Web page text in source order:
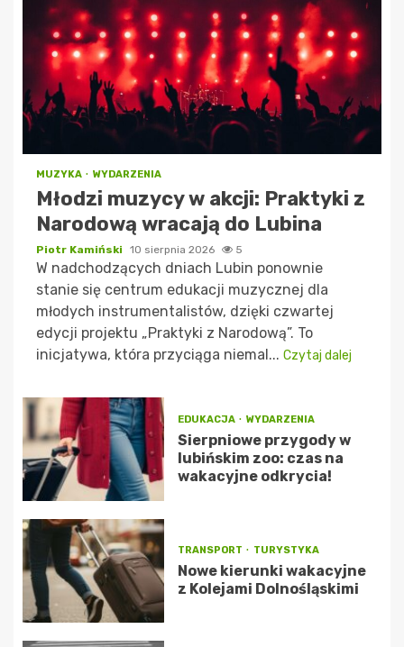
MUZYKA WYDARZENIA
Młodzi muzycy w akcji: Praktyki z
Narodową wracają do Lubina
Piotr Kamiński 10 sierpnia 2026 5
W nadchodzących dniach Lubin ponownie
stanie się centrum edukacji muzycznej dla
młodych instrumentalistów, dzięki czwartej
edycji projektu „Praktyki z Narodową”. To
inicjatywa, która przyciąga niemal... Czytaj dalej
EDUKACJA WYDARZENIA
Sierpniowe przygody w
lubińskim zoo: czas na
wakacyjne odkrycia!
TRANSPORT TURYSTYKA
Nowe kierunki wakacyjne
z Kolejami Dolnośląskimi